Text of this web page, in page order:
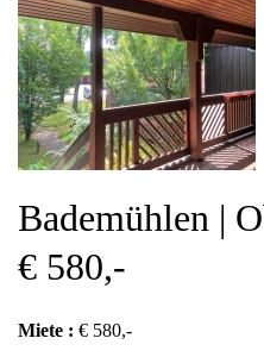
Bademühlen |
€ 580,-
Miete : € 580,-